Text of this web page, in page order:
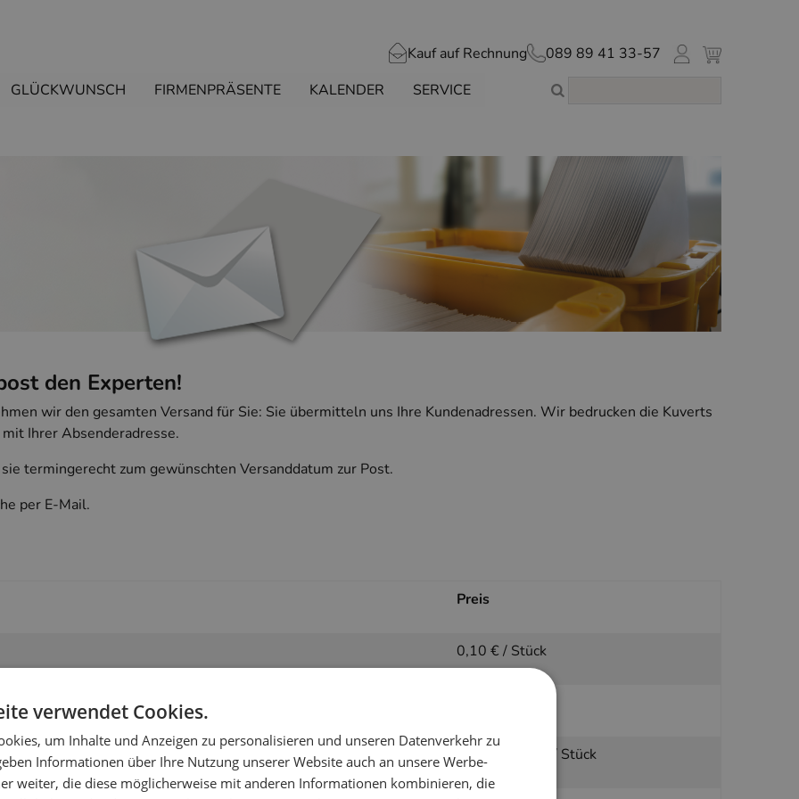
Kauf auf Rechnung
089 89 41 33-57
GLÜCKWUNSCH FIRMENPRÄSENTE KALENDER SERVICE
den Experten!
wir den gesamten Versand für Sie: Sie übermitteln uns Ihre Kundenadressen. Wir bedrucken die Kuverts
Ihrer Absenderadresse.
termingerecht zum gewünschten Versanddatum zur Post.
per E-Mail.
Preis
0,10 € / Stück
falzen und Einlegeblätter in Karten einlegen
falzen und Kuvertieren (ohne Zukleben der Lasche) jeweils 0,15 € / Stück
verwendet Cookies.
um Inhalte und Anzeigen zu personalisieren und unseren Datenverkehr zu
Informationen über Ihre Nutzung unserer Website auch an unsere Werbe-
weiter, die diese möglicherweise mit anderen Informationen kombinieren, die